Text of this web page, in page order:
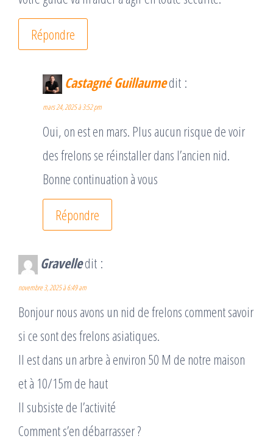
Répondre
Castagné Guillaumedit :
mars 24, 2025 à 3:52 pm
Oui, on est en mars. Plus aucun risque de voir
des frelons se réinstaller dans l’ancien nid.
Bonne continuation à vous
Répondre
Gravelledit :
novembre 3, 2025 à 6:49 am
Bonjour nous avons un nid de frelons comment savoir
si ce sont des frelons asiatiques.
Il est dans un arbre à environ 50 M de notre maison
et à 10/15m de haut
Il subsiste de l’activité
Comment s’en débarrasser ?